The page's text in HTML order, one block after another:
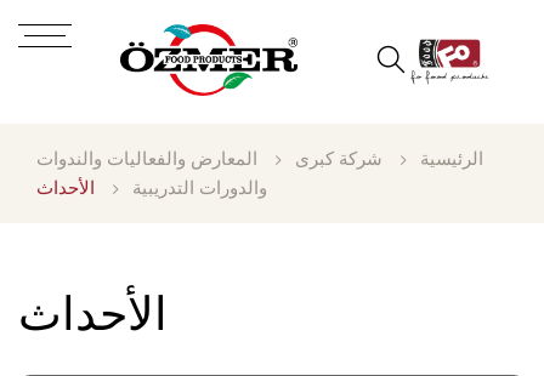
الرئيسية شركة كبرى
المعارض والفعاليات والندوات
والدورات التدريبية
الأحداث
الأحداث